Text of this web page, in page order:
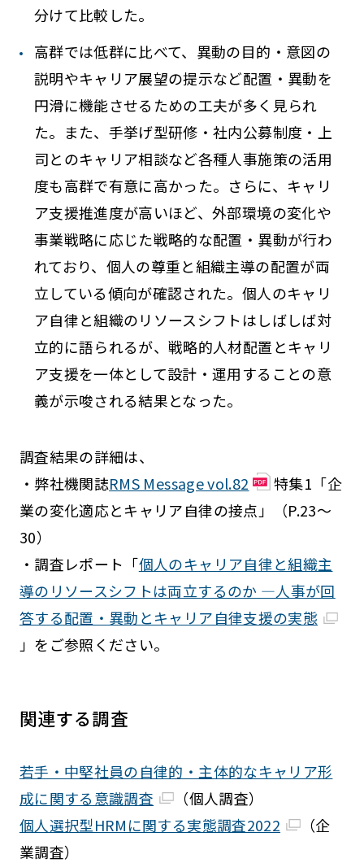
分けて比較した。
高群では低群に比べて、異動の目的・意図の
説明やキャリア展望の提示など配置・異動を
円滑に機能させるための工夫が多く見られ
た。また、手挙げ型研修・社内公募制度・上
司とのキャリア相談など各種人事施策の活用
度も高群で有意に高かった。さらに、キャリ
ア支援推進度が高いほど、外部環境の変化や
事業戦略に応じた戦略的な配置・異動が行わ
れており、個人の尊重と組織主導の配置が両
立している傾向が確認された。個人のキャリ
ア自律と組織のリソースシフトはしばしば対
立的に語られるが、戦略的人材配置とキャリ
ア支援を一体として設計・運用することの意
義が示唆される結果となった。
調査結果の詳細は、
・弊社機関誌RMS Message vol.82
特集1「企
業の変化適応とキャリア自律の接点」（P.23～
30）
・調査レポート「個人のキャリア自律と組織主
導のリソースシフトは両立するのか —人事が回
答する配置・異動とキャリア自律支援の実態
」をご参照ください。
関連する調査
若手・中堅社員の自律的・主体的なキャリア形
成に関する意識調査
（個人調査）
個人選択型HRMに関する実態調査2022
（企
業調査）